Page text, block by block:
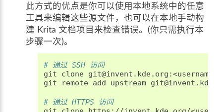
此方式的优点是你可以使用本地系统中的任意
工具来编辑这些源文件，也可以在本地手动构
建 Krita 文档项目来检查错误。(你只需执行本
步骤一次)。
# 通过 SSH 访问
git
clone
git
remote add upstream
# 通过 HTTPS 访问